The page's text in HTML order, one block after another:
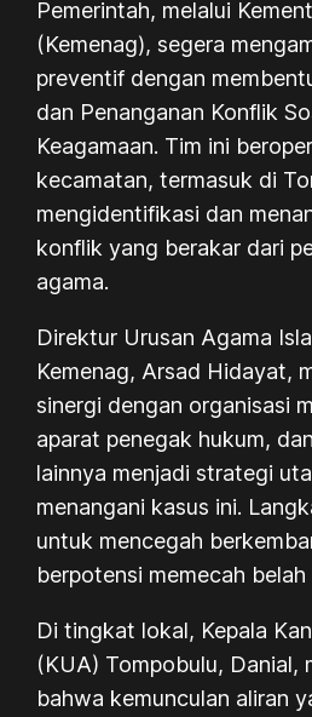
Pemerintah, melalui
(Kemenag), segera
preventif dengan
dan Penanganan Konflik
Keagamaan. Tim ini
kecamatan, termasuk di
mengidentifikasi dan
konflik yang berakar dari
agama.
Direktur Urusan Agama
Kemenag, Arsad Hidayat,
sinergi dengan organisasi
aparat penegak hukum,
lainnya menjadi strategi
menangani kasus ini.
untuk mencegah
berpotensi memecah
Di tingkat lokal, Kepala
(KUA) Tompobulu, Danial,
bahwa kemunculan aliran